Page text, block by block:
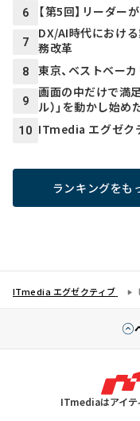
6 【第5回】リーダー
7
DX/AI時代における
務改革
8 東京、ベストベー
9
画面の中だけで満
ル）」を動かし始め
10 ITmedia エグゼク
ランキングをも
ITmedia エグゼクティブ
ITmediaはアイテ